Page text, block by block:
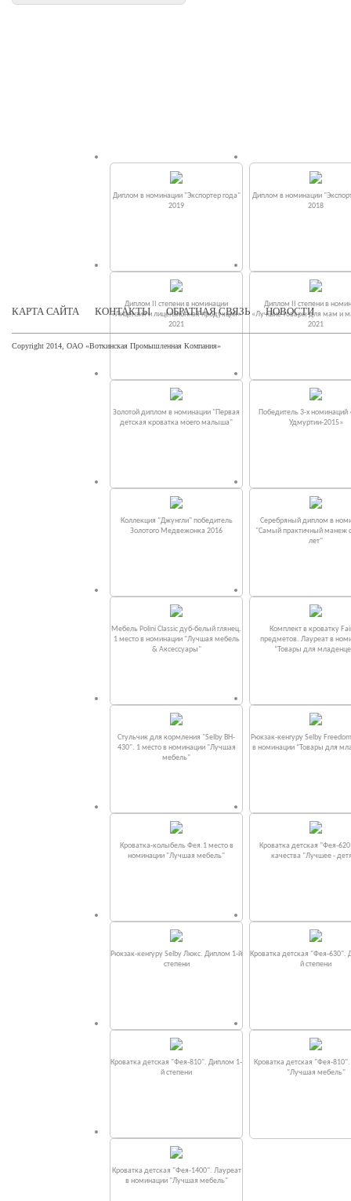
Диплом в номинации "Экспортер года"
2019
Диплом в номинации
2018
Диплом II степени в номинации
«Лицензия и лицензионная продукция»
2021
Диплом II степени в
«Лучшие товары для мам и
2021
Золотой диплом в номинации "Первая
детская кроватка моего малыша"
Победитель 3-х номинаций
Удмуртии-2015»
Коллекция "Джунгли" победитель
Золотого Медвежонка 2016
Серебряный диплом в
"Самый практичный манеж
лет"
Мебель Polini Classic дуб-белый глянец.
1 место в номинации "Лучшая мебель
& Аксессуары"
Комплект в кроватку
предметов. Лауреат в
“Товары для
Стульчик для кормления "Selby BH-
430". 1 место в номинации "Лучшая
мебель"
Рюкзак-кенгуру Selby
в номинации “Товары для
Кроватка-колыбель Фея.1 место в
номинации "Лучшая мебель"
Кроватка детская "Фея-
качества "Лучшее -
Рюкзак-кенгуру Selby Люкс. Диплом 1-й
степени
Кроватка детская "Фея-630".
й степени
Кроватка детская "Фея-810". Диплом 1-
й степени
Кроватка детская "Фея-
"Лучшая мебель"
Кроватка детская "Фея-1400". Лауреат
в номинации "Лучшая мебель"
КАРТА САЙТА КОНТАКТЫ ОБРАТНАЯ СВЯЗЬ НОВОСТИ
Copyright 2014, ОАО «Воткинская Промышленная Компания»